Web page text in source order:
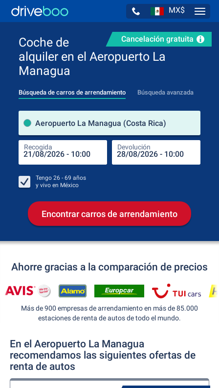
MX$
Cancelación gratuita
Coche de
alquiler en el Aeropuerto La
Managua
Búsqueda de carros de arrendamiento Búsqueda avanzada
Aeropuerto La Managua (Costa Rica)
Recogida Devolución
Tengo 26 - 69 años
y vivo en México
Encontrar carros de arrendamiento
Ahorre gracias a la comparación de precios
Más de 900 empresas de arrendamiento en más de 85.000
estaciones de renta de autos de todo el mundo.
En el Aeropuerto La Managua
recomendamos las siguientes ofertas de
renta de autos